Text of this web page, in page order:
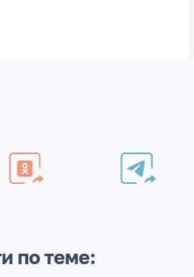
по теме: